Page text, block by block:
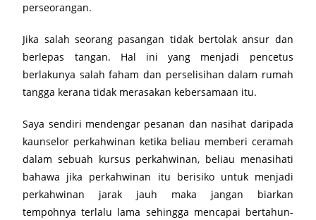
perseorangan.
Jika salah seorang pasangan tidak bertolak ansur dan
berlepas tangan. Hal ini yang menjadi pencetus
berlakunya salah faham dan perselisihan dalam rumah
tangga kerana tidak merasakan kebersamaan itu.
Saya sendiri mendengar pesanan dan nasihat daripada
kaunselor perkahwinan ketika beliau memberi ceramah
dalam sebuah kursus perkahwinan, beliau menasihati
bahawa jika perkahwinan itu berisiko untuk menjadi
perkahwinan jarak jauh maka jangan biarkan
tempohnya terlalu lama sehingga mencapai bertahun-